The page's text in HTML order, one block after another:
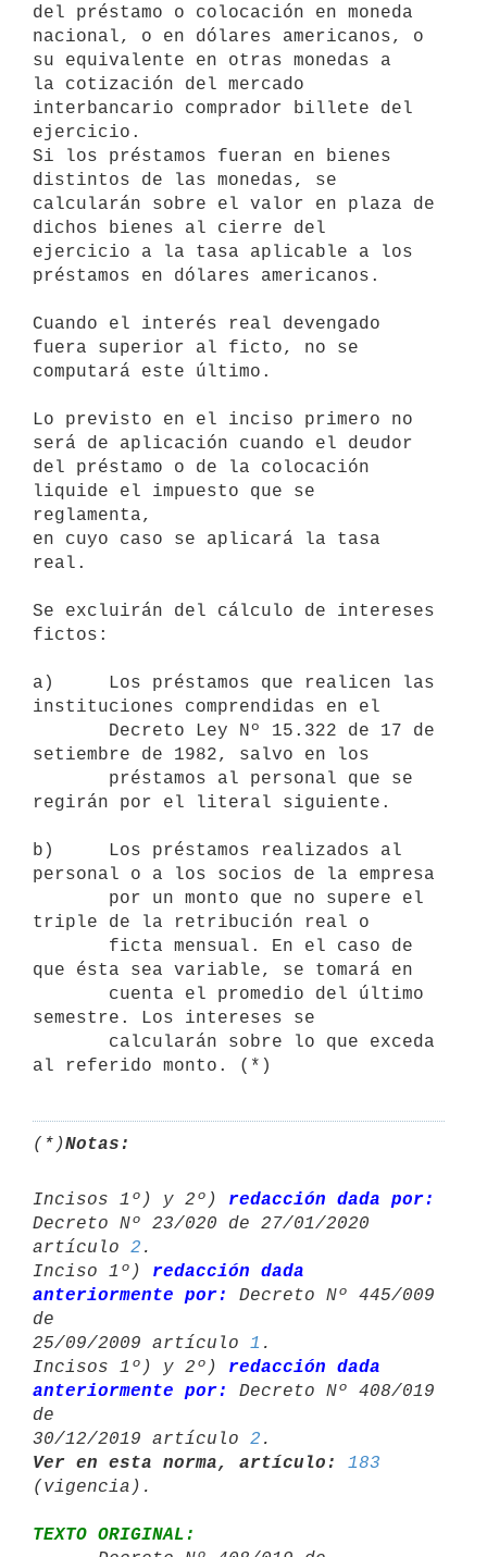
del préstamo o colocación en moneda
nacional, o en dólares americanos, o
su equivalente en otras monedas a
la cotización del mercado
interbancario comprador billete del
ejercicio.
Si los préstamos fueran en bienes
distintos de las monedas, se
calcularán sobre el valor en plaza de
dichos bienes al cierre del
ejercicio a la tasa aplicable a los
préstamos en dólares americanos.
Cuando el interés real devengado
fuera superior al ficto, no se
computará este último.
Lo previsto en el inciso primero no
será de aplicación cuando el deudor
del préstamo o de la colocación
liquide el impuesto que se
reglamenta,
en cuyo caso se aplicará la tasa
real.
Se excluirán del cálculo de intereses
fictos:
a)     Los préstamos que realicen las
instituciones comprendidas en el
setiembre de 1982, salvo en los
regirán por el literal siguiente.
b)     Los préstamos realizados al
personal o a los socios de la empresa
triple de la retribución real o
que ésta sea variable, se tomará en
semestre. Los intereses se
(*)Notas:
Incisos 1º) y 2º) redacción dada por:
Decreto Nº 23/020 de 27/01/2020
artículo 2 .
Inciso 1º) redacción dada
anteriormente por:
Decreto Nº 445/009
de
25/09/2009 artículo 1 .
Incisos 1º) y 2º) redacción dada
anteriormente por:
Decreto Nº 408/019
de
30/12/2019 artículo 2
Ver en esta norma, artículo:
183
TEXTO ORIGINAL: